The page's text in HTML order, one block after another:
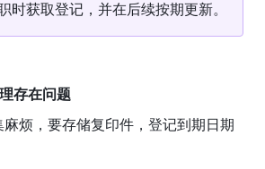
时获取登记，并在后续按期更新。
存在问题
烦，要存储复印件，登记到期日期